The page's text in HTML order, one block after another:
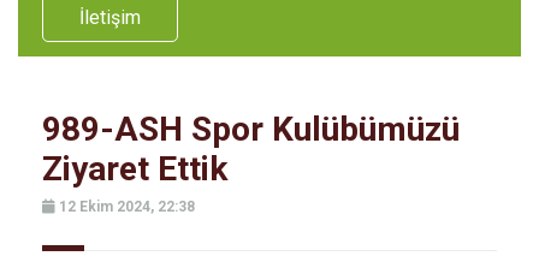
İletişim
989-ASH Spor Kulübümüzü
Ziyaret Ettik
12 Ekim 2024, 22:38